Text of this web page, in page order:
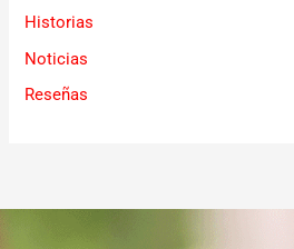
Historias
Noticias
Reseñas